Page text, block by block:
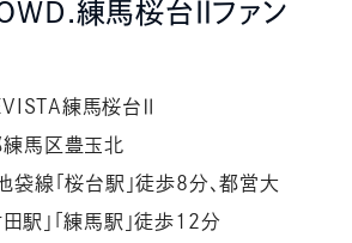
練馬桜台Ⅱファン
練馬桜台Ⅱ
練馬区豊玉北
袋線「桜台駅」徒歩8分、都営大
駅」「練馬駅」徒歩12分